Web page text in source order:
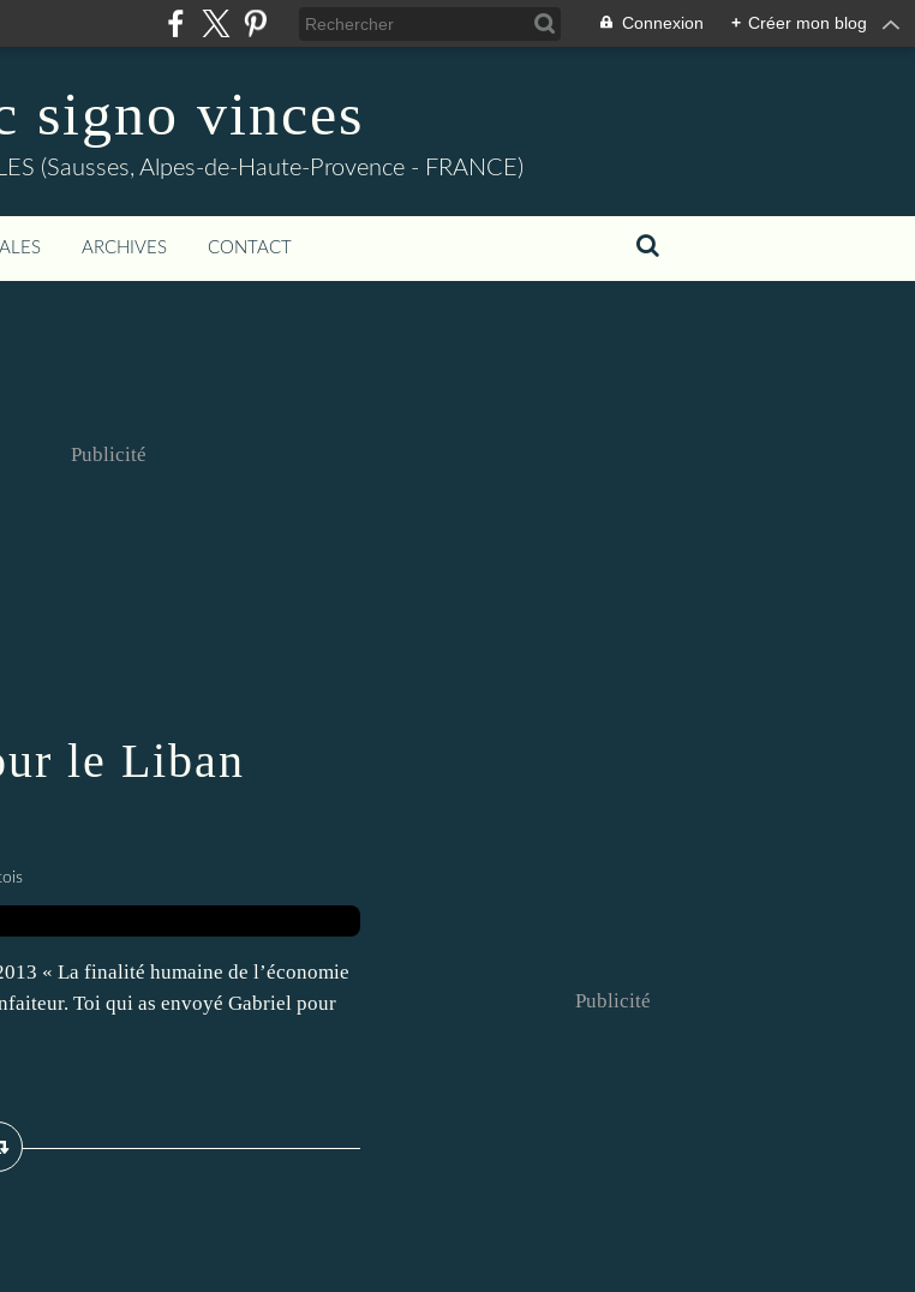
Connexion + Créer mon blog
signo vinces
(Sausses, Alpes-de-Haute-Provence - FRANCE)
ARCHIVES CONTACT
Publicité
le Liban
« La finalité humaine de l’économie
Toi qui as envoyé Gabriel pour
Publicité